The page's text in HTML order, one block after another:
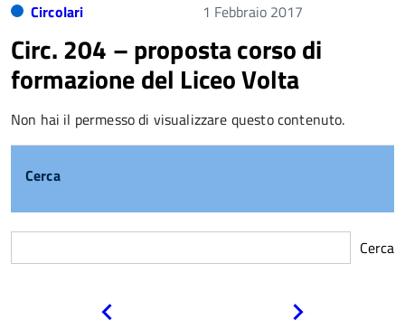
Circolari 1 Febbraio 2017
Circ. 204 – proposta corso di
formazione del Liceo Volta
Non hai il permesso di visualizzare questo contenuto.
Cerca
Cerca